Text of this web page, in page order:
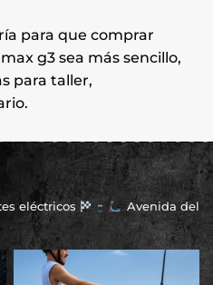
para que comprar
g3 sea más sencillo,
para taller,
eléctricos
Avenida del